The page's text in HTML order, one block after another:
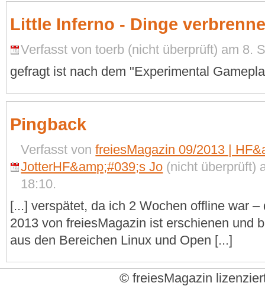
Little Inferno - Dinge
Verfasst von toerb (nicht überprüft) am 8.
gefragt ist nach dem "Experimental
Pingback
Verfasst vonfreiesMagazin 09/2013 |
JotterHF&amp;#039;s Jo (nicht überprüft)
18:10.
[...] verspätet, da ich 2 Wochen offline war
2013 von freiesMagazin ist erschienen und
aus den Bereichen Linux und Open [...]
© freiesMagazin